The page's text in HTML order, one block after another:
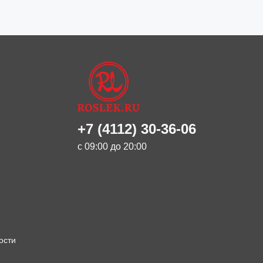
+7 (4112) 30-36-06
с 09:00 до 20:00